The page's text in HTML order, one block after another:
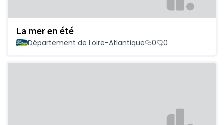
La mer en été
Département de Loire-Atlantique 0 0